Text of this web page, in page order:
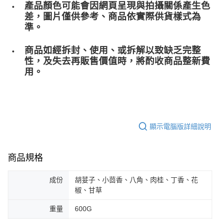
產品顏色可能會因網頁呈現與拍攝關係產生色
差，圖片僅供參考、商品依實際供貨樣式為
準。
商品如經拆封、使用、或拆解以致缺乏完整
性，及失去再販售價值時，將酌收商品整﻿新費
用。
顯示電腦版詳細說明
商品規格
成份
胡荽子、小茴香、八角、肉桂、丁香、花
椒、甘草
重量 600G